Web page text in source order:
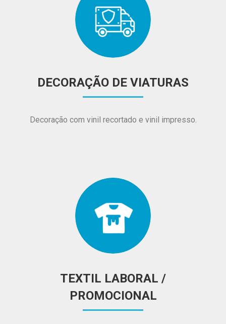
DECORAÇÃO DE VIATURAS
Decoração com vinil recortado e vinil impresso.
TEXTIL LABORAL /
PROMOCIONAL